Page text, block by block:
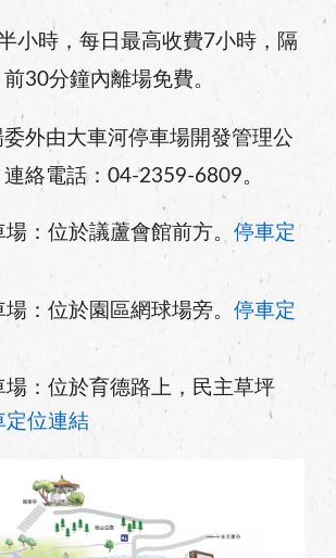
小時，每日最高收費7小時，隔
30分鐘內離場免費。
外由大車河停車場開發管理公
絡電話：04-2359-6809。
：位於議蘆會館前方。 停車定
：位於園區網球場旁。 停車定
場：位於育德路上，民主草坪
定位連結